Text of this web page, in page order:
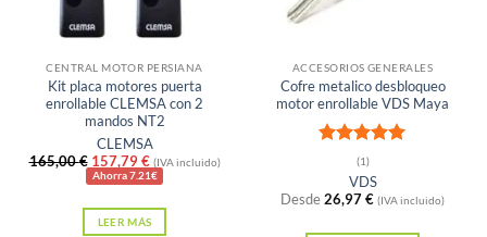
Sin existencias
CENTRAL MOTOR PERSIANA
Kit placa motores puerta
enrollable CLEMSA con 2
mandos NT2
CLEMSA
165,00€ El
precio
era:
165,00 €.
157,79€El
precio
es:
157,79 €.
(IVA incluido)
Ahorra 7.21€
LEER MÁS
ACCESORIOS GENERALES
Cofre metalico desbloqueo
motor enrollable VDS Maya
Valorado
con5de 5
(1)
VDS
Desde26,97€ (IVA incluido)